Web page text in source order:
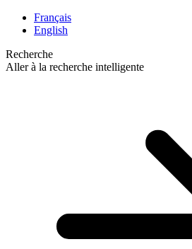
Français
English
Recherche
Aller à la recherche intelligente